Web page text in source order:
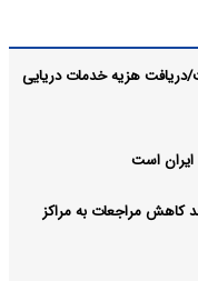
خبرنگاران چه راهکاری
دریافت هزیه خدمات دریایی
ایران است
شاهد کاهش مراجعات به مراکز